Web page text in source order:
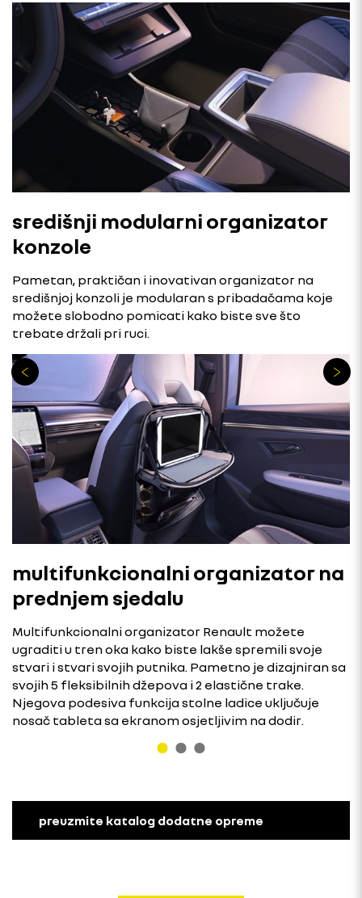
središnji modularni organizator
konzole
Pametan, praktičan i inovativan organizator na
središnjoj konzoli je modularan s pribadačama koje
možete slobodno pomicati kako biste sve što
trebate držali pri ruci.
multifunkcionalni organizator na
prednjem sjedalu
Multifunkcionalni organizator Renault možete
ugraditi u tren oka kako biste lakše spremili svoje
stvari i stvari svojih putnika. Pametno je dizajniran sa
svojih 5 fleksibilnih džepova i 2 elastične trake.
Njegova podesiva funkcija stolne ladice uključuje
nosač tableta sa ekranom osjetljivim na dodir.
preuzmite katalog dodatne opreme